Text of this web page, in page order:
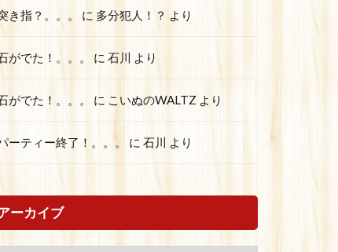
き指？。。。 に 多分犯人！？ より
がでた！。。。 に 石川 より
がでた！。。。 に こいぬのWALTZ より
ーティー終了！。。。 に 石川 より
ーカイブ